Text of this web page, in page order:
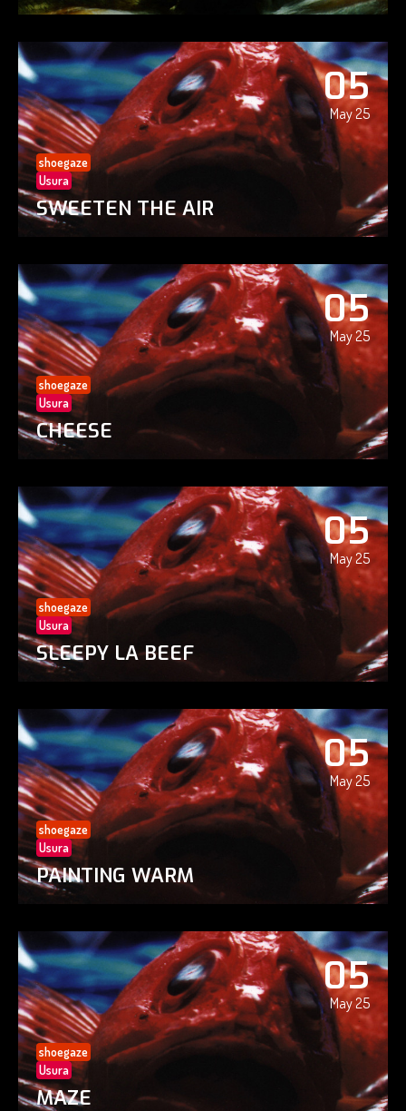
05
May 25
shoegaze
Usura
SWEETEN THE AIR
05
May 25
shoegaze
Usura
CHEESE
05
May 25
shoegaze
Usura
SLEEPY LA BEEF
05
May 25
shoegaze
Usura
PAINTING WARM
05
May 25
shoegaze
Usura
MAZE